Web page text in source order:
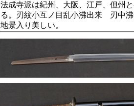
法成寺派は紀州、大阪、江戸、但州
る。刃紋小互ノ目乱小沸出来 刃中
地景入り美しい。